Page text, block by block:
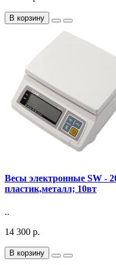
В корзину
Весы электронные SW -
пластик,металл; 10вт
..
14 300 р.
В корзину